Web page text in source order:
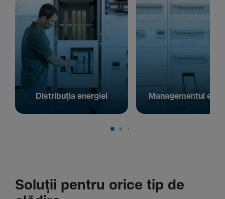
Distribuția energiei Managementul
Soluții pentru orice tip de